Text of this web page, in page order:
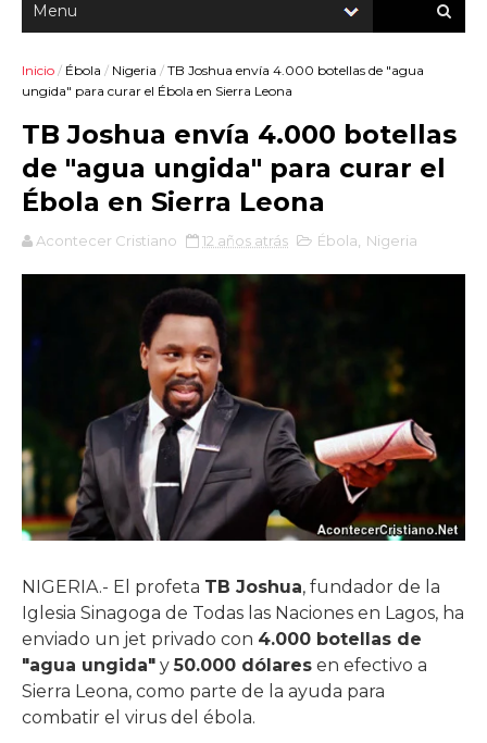
Inicio / Ébola / Nigeria / TB Joshua envía 4.000 botellas de "agua
ungida" para curar el Ébola en Sierra Leona
TB Joshua envía 4.000 botellas
de "agua ungida" para curar el
Ébola en Sierra Leona
Acontecer Cristiano 12 años atrás Ébola Nigeria
NIGERIA.- El profeta TB Joshua, fundador de la
Iglesia Sinagoga de Todas las Naciones en Lagos, ha
enviado un jet privado con 4.000 botellas de
"agua ungida" y50.000 dólares en efectivo a
Sierra Leona, como parte de la ayuda para
combatir el virus del ébola.